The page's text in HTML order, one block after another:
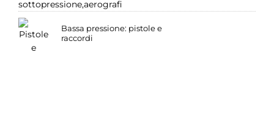
Bassa pressione: pistole e
raccordi